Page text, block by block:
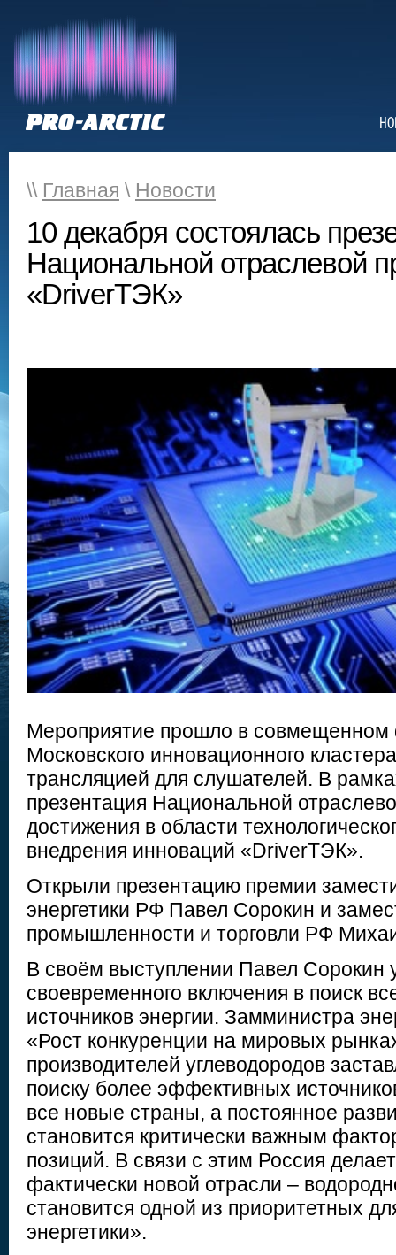
\\ Главная \ Новости
10 декабря состоялась
Национальной отраслевой
«DriverТЭК»
Мероприятие прошло в
Московского инновационного
трансляцией для слушателей. В
презентация Национальной
достижения в области
внедрения инноваций «DriverТЭК».
Открыли презентацию премии
энергетики РФ Павел Сорокин и
промышленности и торговли РФ
В своём выступлении Павел Сорокин
своевременного включения в поиск
источников энергии. Замминистра
«Рост конкуренции на мировых
производителей углеводородов
поиску более эффективных
все новые страны, а постоянное
становится критически важным
позиций. В связи с этим Россия
фактически новой отрасли –
становится одной из приоритетных
энергетики».